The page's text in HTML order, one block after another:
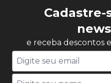
Cadastre-
e receba descontos